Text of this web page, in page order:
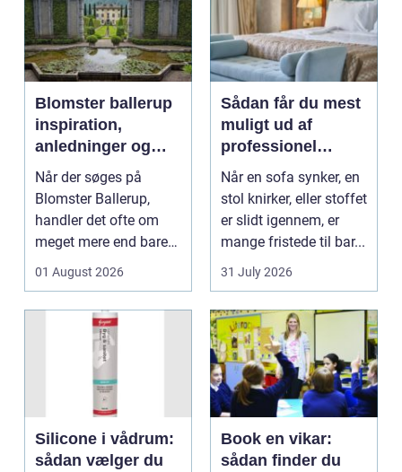
Blomster ballerup
inspiration,
anledninger og
lokale muligheder
Når der søges på
Blomster Ballerup,
handler det ofte om
meget mere end bare
en hurtig buket.
01 August 2026
Sådan får du mest
muligt ud af
professionel
møbelpolstring
Når en sofa synker, en
stol knirker, eller stoffet
er slidt igennem, er
mange fristede til bar...
31 July 2026
Silicone i vådrum:
sådan vælger du
Book en vikar:
sådan finder du